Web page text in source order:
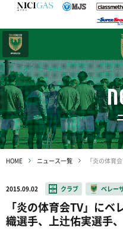
HOME ニュース一覧
2015.09.02 クラブ ベレー
「炎の体育会TV」に
織選手、上辻佑実選手